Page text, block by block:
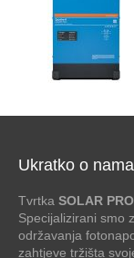
Ukratko o nama
Tvrtka SOLAR
Specijalizirani smo
održavanja
zahtjeve tržišta